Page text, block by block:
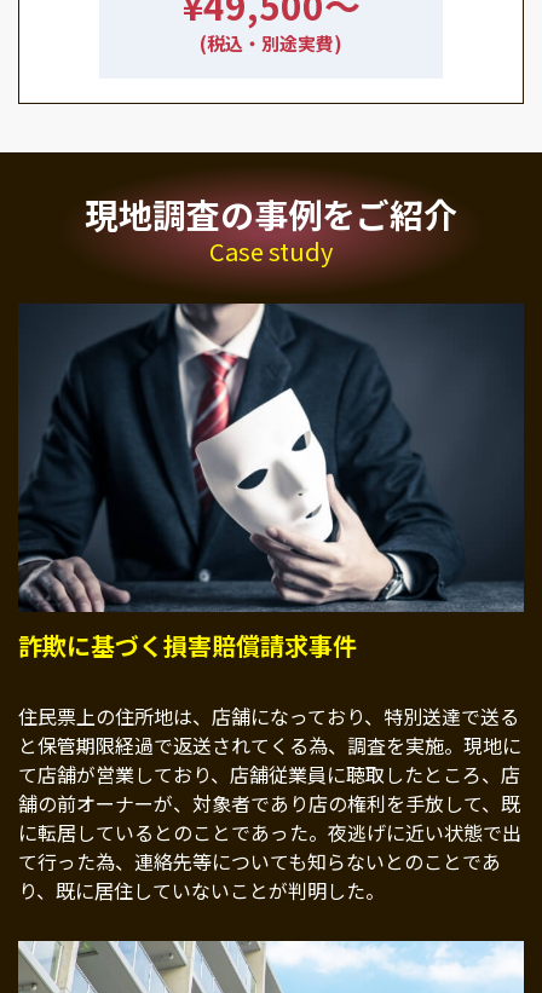
(税込・別途実費)
現地調査の事例をご紹介
Case study
詐欺に基づく損害賠償請求事件
住民票上の住所地は、店舗になっており、特別送達で送る
と保管期限経過で返送されてくる為、調査を実施。現地に
て店舗が営業しており、店舗従業員に聴取したところ、店
舗の前オーナーが、対象者であり店の権利を手放して、既
に転居しているとのことであった。夜逃げに近い状態で出
て行った為、連絡先等についても知らないとのことであ
り、既に居住していないことが判明した。